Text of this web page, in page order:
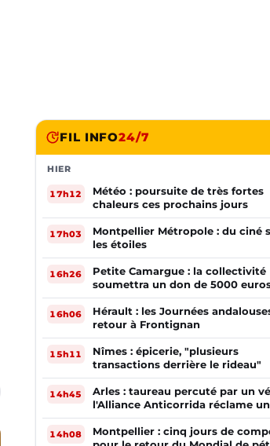
FIL INFO24/7
HIER
17h12
Météo : poursuite de très fortes
chaleurs ces prochains jours
17h03
Montpellier Métropole : du ciné
les étoiles
16h26
Petite Camargue : la collectivité
soumettra un don de 5000
sinistrés de la Gironde
16h06
Hérault : les Journées
retour à Frontignan
15h11
Nîmes : épicerie, "plusieurs
transactions derrière le rideau"
14h45
Arles : taureau percuté par un
l'Alliance Anticorrida réclame
enquête
14h08
Montpellier : cinq jours de